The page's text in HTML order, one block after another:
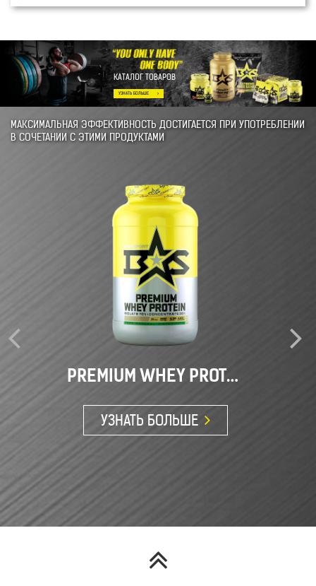
ПИЩЕВАЯ ЦЕННОСТЬ 100 ГРАММ
В 1 КАПСУЛЕ
L-карнитин тартрат
97 г
450 мг
(L-карнитин)
(67 г) (300 мг
товарам, подлежащим санитарно-эпидемиологическому надзору
индивидуальная непереносимость компонентов, беременность,
СПОСОБ
ИНГРЕДИЕНТНЫЙ
КАТАЛОГ ТОВАРОВ
PREMIUM WHEY PROTEIN
УЗНАТЬ БОЛЬШЕ